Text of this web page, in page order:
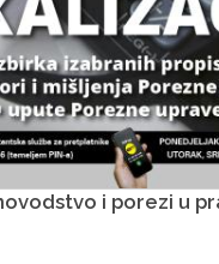
i porezi u